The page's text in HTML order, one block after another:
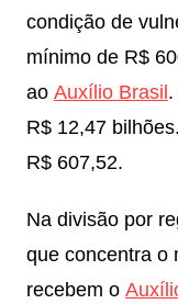
condição de
mínimo de R$
ao Auxílio Brasil
R$ 12,47
R$ 607,52.
Na divisão por
que concentra o
recebem o